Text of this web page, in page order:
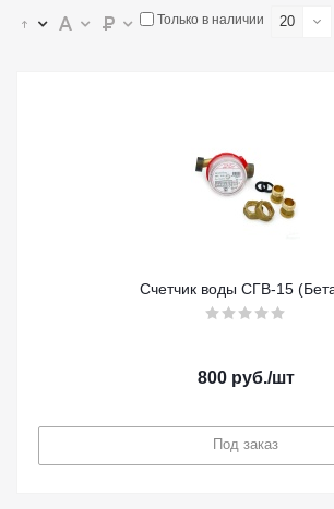
20
Только в наличии
Счетчик воды СГВ-15
800руб./шт
Под заказ